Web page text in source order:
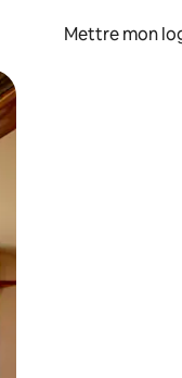
Mettre mon